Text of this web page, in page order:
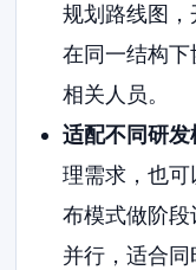
规划路线图
在同一结构下
相关人员。
适配不同研发
理需求，也
布模式做阶
并行，适合